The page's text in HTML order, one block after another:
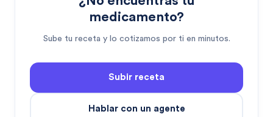
medicamento?
Sube tu receta y lo cotizamos por ti en minutos.
Subir receta
Hablar con un agente